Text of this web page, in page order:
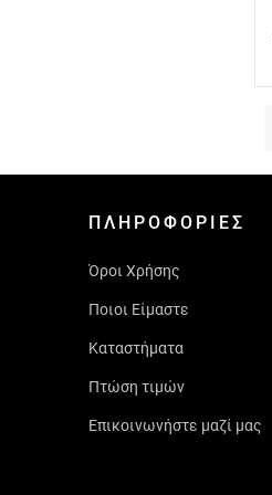
ΠΛΗΡΟΦΟΡΊΕΣ
Όροι Χρήσης
Ποιοι Είμαστε
Καταστήματα
Πτώση τιμών
Επικοινωνήστε μαζί μας